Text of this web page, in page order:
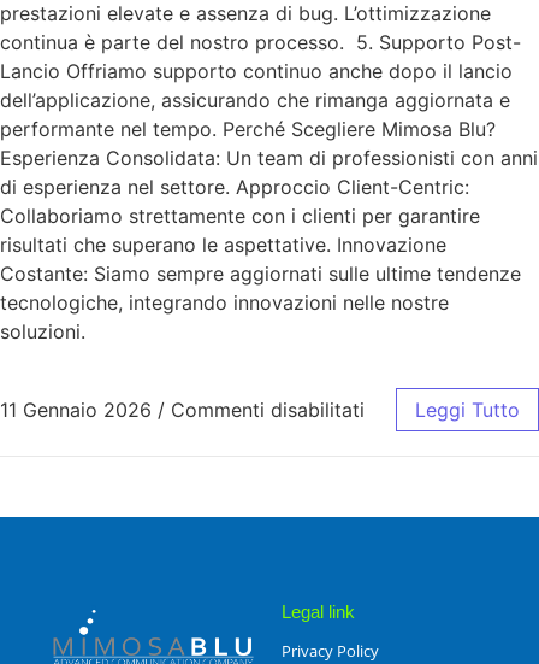
prestazioni elevate e assenza di bug. L’ottimizzazione
continua è parte del nostro processo. 5. Supporto Post-
Lancio Offriamo supporto continuo anche dopo il lancio
dell’applicazione, assicurando che rimanga aggiornata e
performante nel tempo. Perché Scegliere Mimosa Blu?
Esperienza Consolidata: Un team di professionisti con anni
di esperienza nel settore. Approccio Client-Centric:
Collaboriamo strettamente con i clienti per garantire
risultati che superano le aspettative. Innovazione
Costante: Siamo sempre aggiornati sulle ultime tendenze
tecnologiche, integrando innovazioni nelle nostre
soluzioni.
11 Gennaio 2026 / Commenti disabilitati Leggi Tutto
Legal link
Privacy Policy